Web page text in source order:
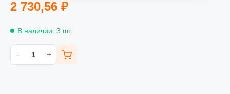
2 730,56 ₽
В наличии: 3 шт.
- +